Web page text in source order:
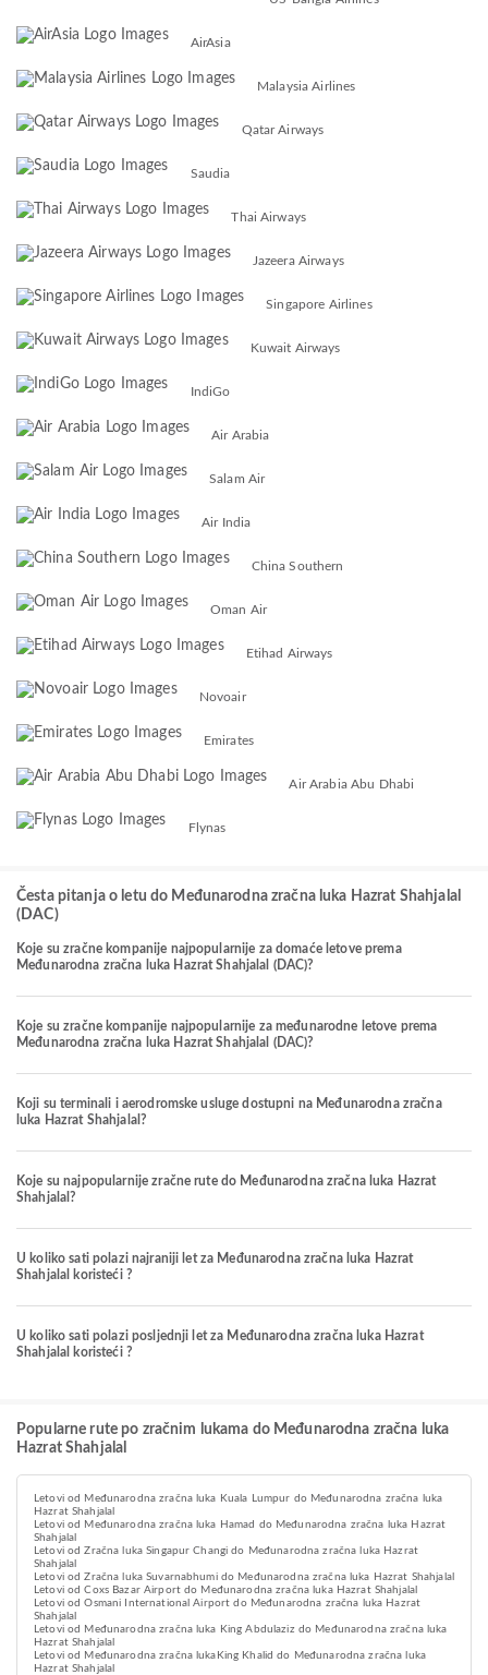
AirAsia
Malaysia Airlines
Qatar Airways
Saudia
Thai Airways
Jazeera Airways
Singapore Airlines
Kuwait Airways
IndiGo
Air Arabia
Salam Air
Air India
China Southern
Oman Air
Etihad Airways
Novoair
Emirates
Air Arabia Abu Dhabi
Flynas
Česta pitanja o letu do Međunarodna zračna luka Hazrat Shahjalal
(DAC)
Koje su zračne kompanije najpopularnije za domaće letove prema
Međunarodna zračna luka Hazrat Shahjalal (DAC)?
Koje su zračne kompanije najpopularnije za međunarodne letove prema
Međunarodna zračna luka Hazrat Shahjalal (DAC)?
Koji su terminali i aerodromske usluge dostupni na Međunarodna zračna
luka Hazrat Shahjalal?
Koje su najpopularnije zračne rute do Međunarodna zračna luka Hazrat
Shahjalal?
U koliko sati polazi najraniji let za Međunarodna zračna luka Hazrat
Shahjalal koristeći ?
U koliko sati polazi posljednji let za Međunarodna zračna luka Hazrat
Shahjalal koristeći ?
Popularne rute po zračnim lukama do Međunarodna zračna luka
Hazrat Shahjalal
Letovi od Međunarodna zračna luka Kuala Lumpur do Međunarodna zračna luka
Hazrat Shahjalal
Letovi od Međunarodna zračna luka Hamad do Međunarodna zračna luka Hazrat
Shahjalal
Letovi od Zračna luka Singapur Changi do Međunarodna zračna luka Hazrat
Shahjalal
Letovi od Zračna luka Suvarnabhumi do Međunarodna zračna luka Hazrat Shahjalal
Letovi od Coxs Bazar Airport do Međunarodna zračna luka Hazrat Shahjalal
Letovi od Osmani International Airport do Međunarodna zračna luka Hazrat
Shahjalal
Letovi od Međunarodna zračna luka King Abdulaziz do Međunarodna zračna luka
Hazrat Shahjalal
Letovi od Međunarodna zračna lukaKing Khalid do Međunarodna zračna luka
Hazrat Shahjalal